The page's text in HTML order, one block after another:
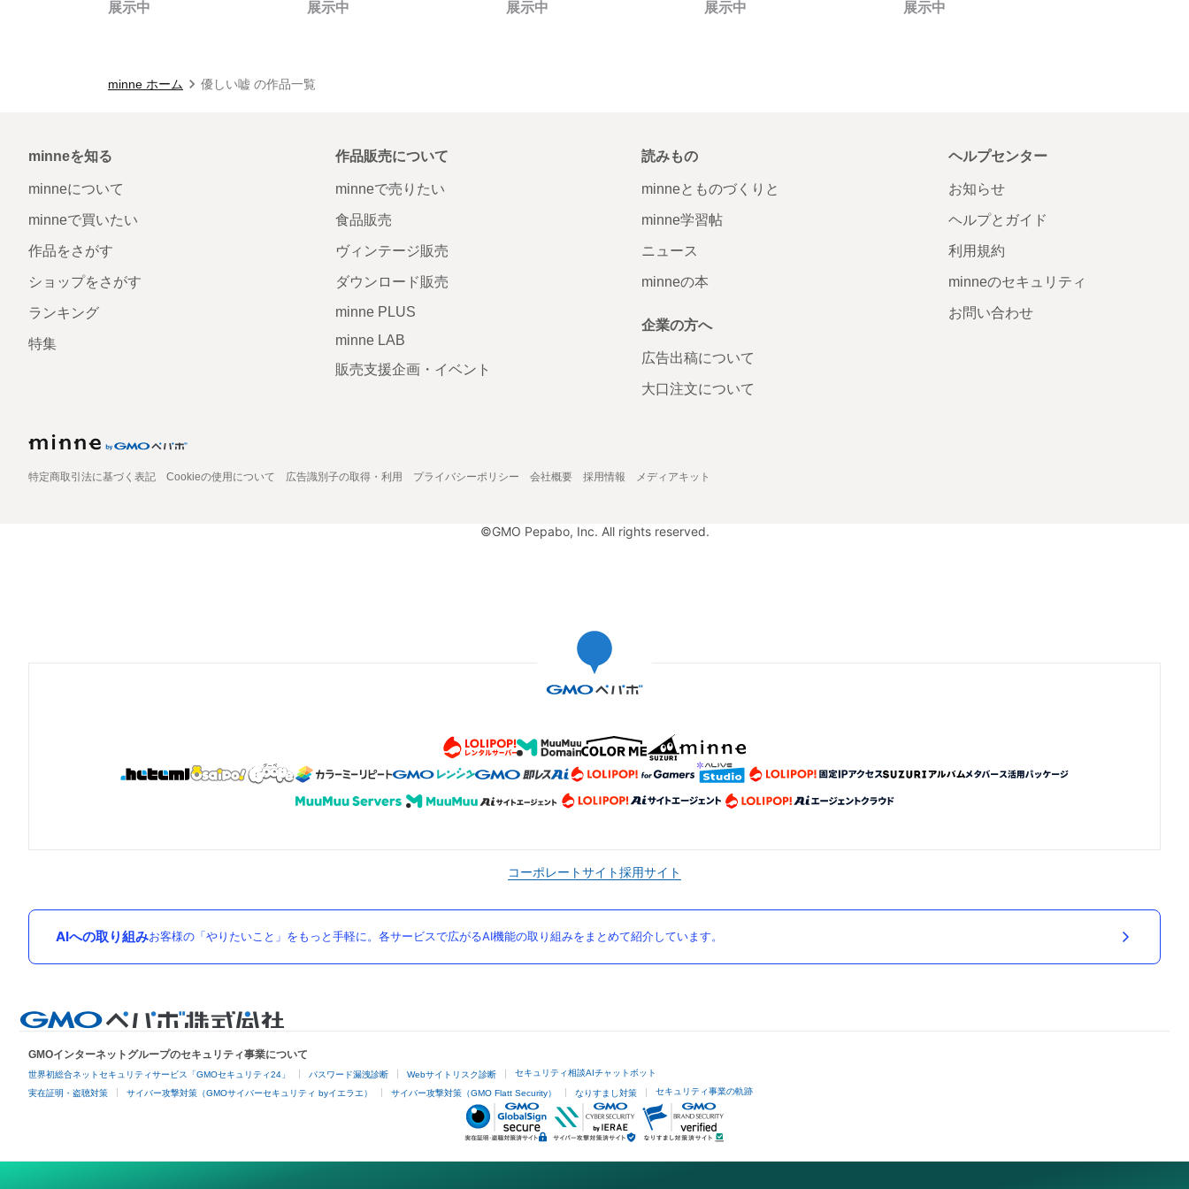
展示中 展示中 展示中 展示中 展示中
minne ホーム 優しい嘘 の作品一覧
minneを知る
minneについて
minneで買いたい
作品をさがす
ショップをさがす
ランキング
特集
作品販売について
minneで売りたい
食品販売
ヴィンテージ販売
ダウンロード販売
minne PLUS
minne LAB
販売支援企画・イベント
読みもの
minneとものづくりと
minne学習帖
ニュース
minneの本
企業の方へ
広告出稿について
大口注文について
ヘルプセンター
お知らせ
ヘルプとガイド
利用規約
minneのセキュリティ
お問い合わせ
特定商取引法に基づく表記 Cookieの使用について 広告識別子の取得・利用 プライバシーポリシー 会社概要 採用情報 メディアキット
©GMO Pepabo, Inc. All rights reserved.
コーポレートサイト採用サイト
AIへの取り組みお客様の「やりたいこと」をもっと手軽に。各サービスで広がるAI機能の取り組みをまとめて紹介しています。
GMOインターネットグループのセキュリティ事業について
世界初総合ネットセキュリティサービス「GMOセキュリティ24」 パスワード漏洩診断 Webサイトリスク診断 セキュリティ相談AIチャットボット
実在証明・盗聴対策 サイバー攻撃対策（GMOサイバーセキュリティ byイエラエ） サイバー攻撃対策（GMO Flatt Security） なりすまし対策 セキュリティ事業の軌跡